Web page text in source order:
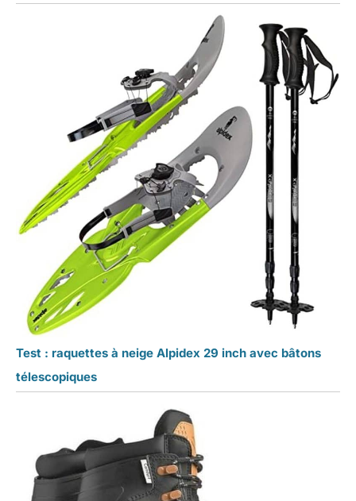
Test : raquettes à neige Alpidex 29 inch avec bâtons
télescopiques